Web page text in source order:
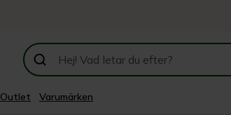
Outlet Varumärken